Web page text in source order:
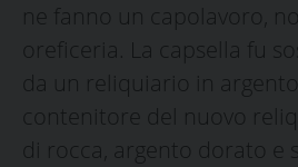
ne fanno un capolavoro,
oreficeria. La capsella fu
da un reliquiario in
contenitore del nuovo
di rocca, argento dorato e